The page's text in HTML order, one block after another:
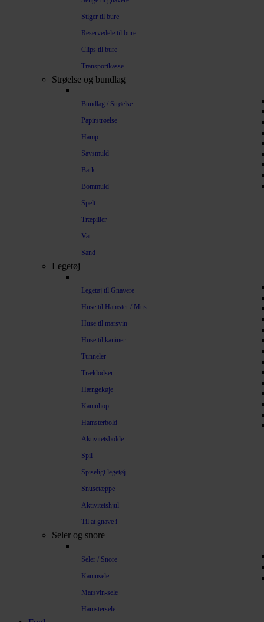
Stiger til bure
Reservedele til bure
Clips til bure
Transportkasse
Strøelse og bundlag
Bundlag / Strøelse
Papirstrøelse
Hamp
Savsmuld
Bark
Bommuld
Spelt
Træpiller
Vat
Sand
Legetøj
Legetøj til Gnavere
Huse til Hamster / Mus
Huse til marsvin
Huse til kaniner
Tunneler
Træklodser
Hængekøje
Kaninhop
Hamsterbold
Aktivitetsbolde
Spil
Spiseligt legetøj
Snusetæppe
Aktivitetshjul
Til at gnave i
Seler og snore
Seler / Snore
Kaninsele
Marsvin-sele
Hamstersele